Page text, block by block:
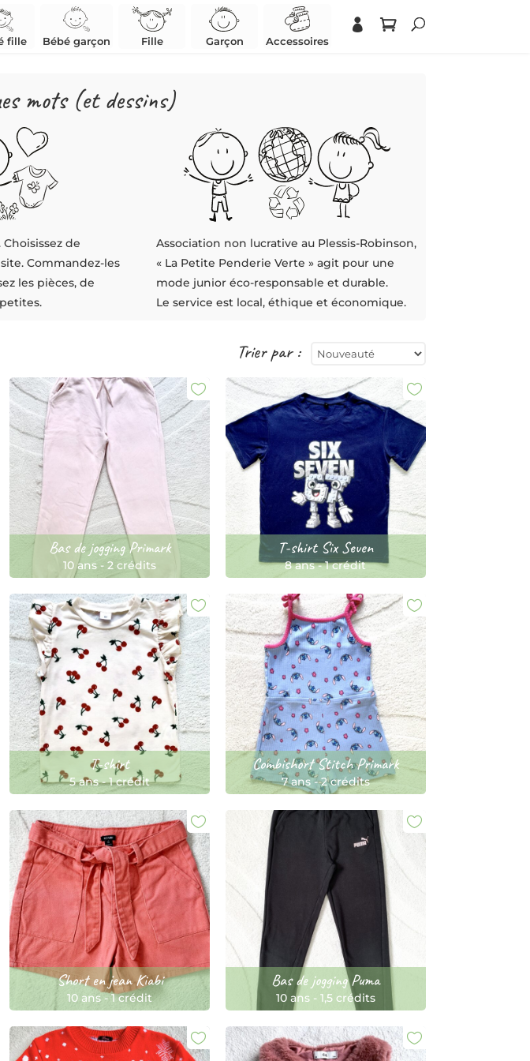
fille Bébé garçon Fille Garçon Accessoires
mots (et dessins)
Choisissez de
Commandez-les
les pièces, de
Association non lucrative au Plessis-Robinson,
« La Petite Penderie Verte » agit pour une
mode junior éco-responsable et durable.
Le service est local, éthique et économique.
Trier par :
Bas de jogging Primark
10 ans - 2 crédits
T-shirt Six Seven
8 ans-1 crédit
T-shirt
5 ans-1 crédit
Combishort Stitch Primark
7 ans-2 crédits
Short en jean Kiabi
10 ans -1 crédit
Bas de jogging Puma
10 ans- 1,5 crédits